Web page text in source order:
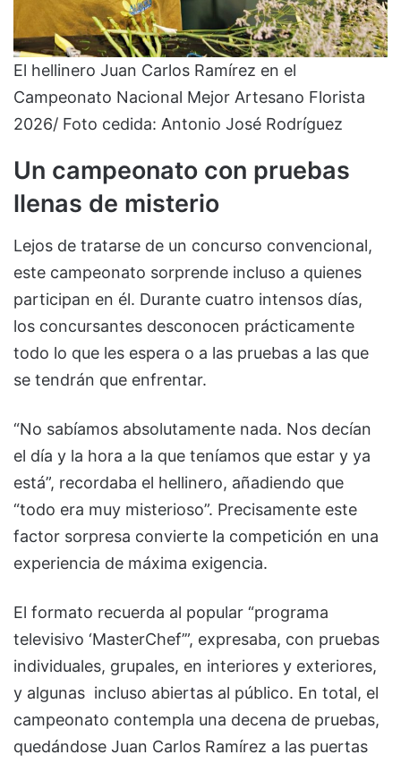
El hellinero Juan Carlos Ramírez en el
Campeonato Nacional Mejor Artesano Florista
2026/ Foto cedida: Antonio José Rodríguez
Un campeonato con pruebas
llenas de misterio
Lejos de tratarse de un concurso convencional,
este campeonato sorprende incluso a quienes
participan en él. Durante cuatro intensos días,
los concursantes desconocen prácticamente
todo lo que les espera o a las pruebas a las que
se tendrán que enfrentar.
“No sabíamos absolutamente nada. Nos decían
el día y la hora a la que teníamos que estar y ya
está”, recordaba el hellinero, añadiendo que
“todo era muy misterioso”. Precisamente este
factor sorpresa convierte la competición en una
experiencia de máxima exigencia.
El formato recuerda al popular “programa
televisivo ‘MasterChef’”, expresaba, con pruebas
individuales, grupales, en interiores y exteriores,
y algunas incluso abiertas al público. En total, el
campeonato contempla una decena de pruebas,
quedándose Juan Carlos Ramírez a las puertas